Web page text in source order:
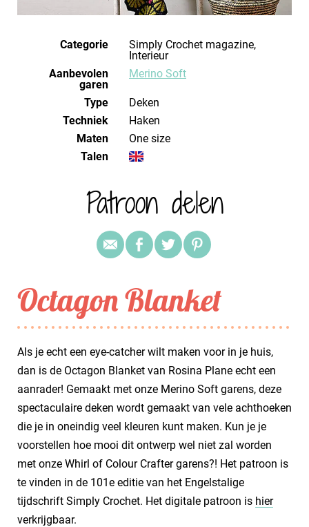
Categorie
Simply Crochet magazine,
Interieur
Aanbevolen
garen
Merino Soft
Type
Deken
Techniek
haken
Maten
one size
Talen
Patroon delen
Octagon Blanket
Als je echt een eye-catcher wilt maken voor in je huis,
dan is de Octagon Blanket van Rosina Plane echt een
aanrader! Gemaakt met onze Merino Soft garens, deze
spectaculaire deken wordt gemaakt van vele achthoeken
die je in oneindig veel kleuren kunt maken. Kun je je
voorstellen hoe mooi dit ontwerp wel niet zal worden
met onze Whirl of Colour Crafter garens?! Het patroon is
te vinden in de 101e editie van het Engelstalige
tijdschrift Simply Crochet. Het digitale patroon is hier
verkrijgbaar.